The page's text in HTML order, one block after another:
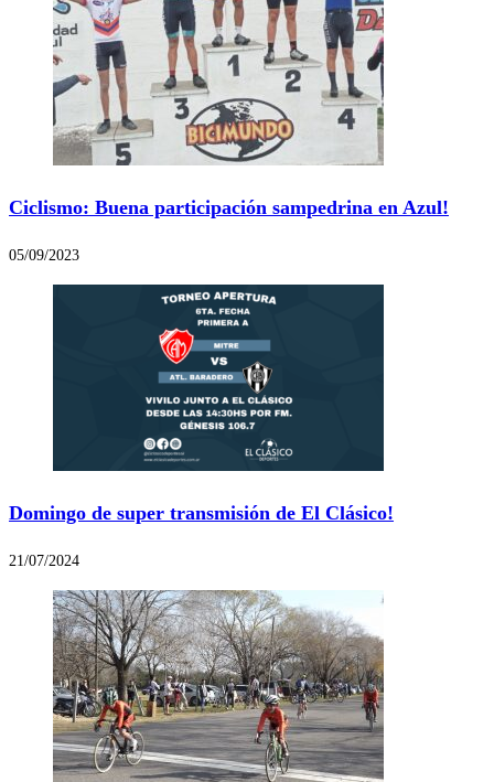
Ciclismo: Buena participación sampedrina en Azul!
05/09/2023
Domingo de super transmisión de El Clásico!
21/07/2024